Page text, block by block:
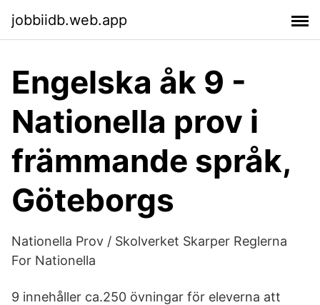
jobbiidb.web.app
Engelska åk 9 -
Nationella prov i
främmande språk,
Göteborgs
Nationella Prov / Skolverket Skarper Reglerna
For Nationella
9 innehåller ca.250 övningar för eleverna att